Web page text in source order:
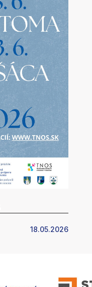
18.05.2026